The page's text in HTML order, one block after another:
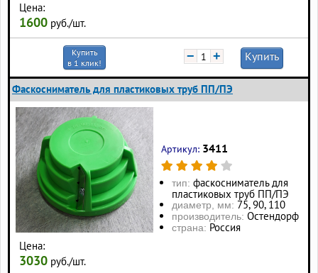
Цена:
1600 руб./шт.
Купить
в 1 клик!
− + Купить
Фаскосниматель для пластиковых труб ПП/ПЭ
Цена:
3030 руб./шт.
Артикул: 3411
тип: фаскосниматель для
пластиковых труб ПП/ПЭ
диаметр, мм: 75, 90, 110
производитель: Остендорф
страна: Россия